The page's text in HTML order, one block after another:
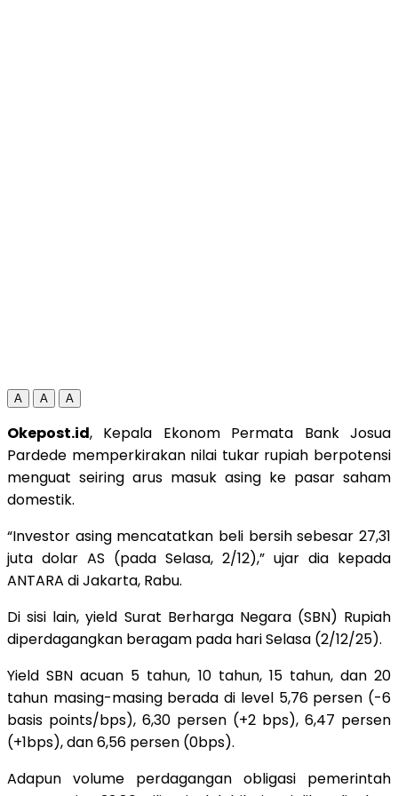
A A A
Okepost.id, Kepala Ekonom Permata Bank Josua
Pardede memperkirakan nilai tukar rupiah berpotensi
menguat seiring arus masuk asing ke pasar saham
domestik.
“Investor asing mencatatkan beli bersih sebesar 27,31
juta dolar AS (pada Selasa, 2/12),” ujar dia kepada
ANTARA di Jakarta, Rabu.
Di sisi lain, yield Surat Berharga Negara (SBN) Rupiah
diperdagangkan beragam pada hari Selasa (2/12/25).
Yield SBN acuan 5 tahun, 10 tahun, 15 tahun, dan 20
tahun masing-masing berada di level 5,76 persen (-6
basis points/bps), 6,30 persen (+2 bps), 6,47 persen
(+1bps), dan 6,56 persen (0bps).
Adapun volume perdagangan obligasi pemerintah